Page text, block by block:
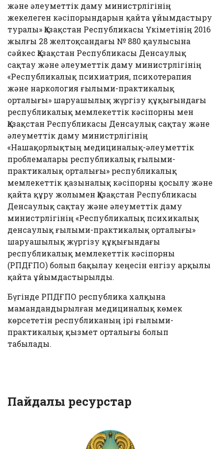
және әлеуметтік даму министрлігінің
жекелеген кәсіпорындарын қайта ұйымдастыру
туралы» Қазақстан Республикасы Үкіметінің 2016
жылғы 28 желтоқсандағы № 880 қаулысына
сәйкес Қазақстан Республикасы Денсаулық
сақтау және әлеуметтік даму министрлігінің
«Республикалық психиатрия, психотерапия
және наркология ғылыми-практикалық
орталығы» шаруашылық жүргізу құқығындағы
республикалық мемлекеттік кәсіпорны мен
Қазақстан Республикасы Денсаулық сақтау және
әлеуметтік даму министрлігінің
«Нашақорлықтың медициналық-әлеуметтік
проблемалары республикалық ғылыми-
практикалық орталығы» республикалық
мемлекеттік қазыналық кәсіпорны қосылу және
қайта құру жолымен Қазақстан Республикасы
Денсаулық сақтау және әлеуметтік даму
министрлігінің «Республикалық психикалық
денсаулық ғылыми-практикалық орталығы»
шаруашылық жүргізу құқығындағы
республикалық мемлекеттік кәсіпорны
(РПДҒПО) болып бақылау кеңесін енгізу арқылы
қайта ұйымдастырылды.
Бүгінде РПДҒПО республика халқына
мамандандырылған медициналық көмек
көрсететін республиканың ірі ғылыми-
практикалық қызмет орталығы болып
табылады.
Пайдалы ресурстар